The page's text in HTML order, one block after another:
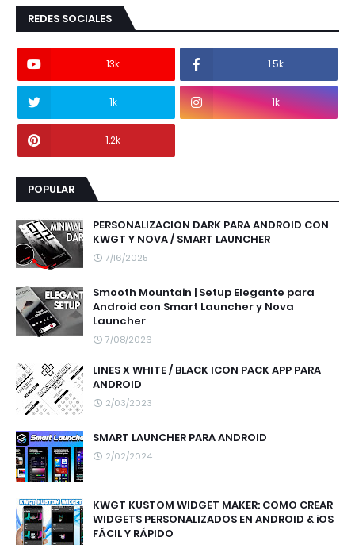
REDES SOCIALES
13k 1.5k
1k 1k
1.2k
POPULAR
PERSONALIZACION DARK PARA ANDROID CON
KWGT Y NOVA / SMART LAUNCHER
7/16/2025
Smooth Mountain | Setup Elegante para
Android con Smart Launcher y Nova
Launcher
7/08/2026
LINES X WHITE / BLACK ICON PACK APP PARA
ANDROID
2/03/2023
SMART LAUNCHER PARA ANDROID
2/02/2024
KWGT KUSTOM WIDGET MAKER: COMO CREAR
WIDGETS PERSONALIZADOS EN ANDROID & iOS
FÁCIL Y RÁPIDO